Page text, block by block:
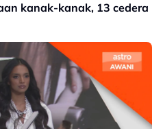
kanak-kanak, 13 cedera